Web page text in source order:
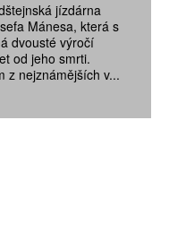
jízdárna
Mánesa, která s
dvousté výročí
od jeho smrti.
z nejznámějších v...